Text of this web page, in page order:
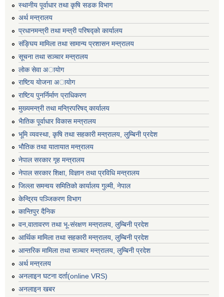
स्थानीय पूर्वाधार तथा कृषि सडक विभाग
अर्थ मन्त्रालय
प्रधानमन्त्री तथा मन्त्री परिषद्काे कार्यालय
संङ्घिय मामिला तथा सामान्य प्रशासन मन्त्रालय
सूचना तथा सञ्चार मन्त्रालय
लाेक सेवा अायाेग
राष्टिय याेजना अायाेग
राष्टिय पुनर्निर्माण प्राधिकरण
मुख्यमन्त्री तथा मन्त्रिपरिषद् कार्यालय
भैातिक पूर्वाधार विकास मन्त्रालय
भूमि व्यवस्था, कृषि तथा सहकारी मन्त्रालय, लु्म्बिनी प्रदेश
भाैतिक तथा यातायात मन्त्रालय
नेपाल सरकार गृह मन्त्रालय
नेपाल सरकार शिक्षा, विज्ञान तथा प्रविधि मन्त्रालय
जिल्ला समन्वय समितिको कार्यालय गुल्मी, नेपाल
केन्द्रिय पञ्जिकरण विभाग
कान्तिपुर दैनिक
वन,वातावरण तथा भू-संरक्षण मन्त्रालय, लुम्बिनी प्रदेश
आर्थिक मामिला तथा सहकारी मन्त्रालय, लुम्बिनी प्रदेश
आन्तरिक मामिला तथा सञ्चार मन्त्रालय, लुम्बिनी प्रदेश
अर्थ मन्त्रलय
अनलाइन घटना दर्ता(online VRS)
अनलाइन खबर